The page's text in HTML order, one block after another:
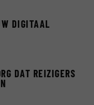
DIGITAAL
DAT REIZIGERS